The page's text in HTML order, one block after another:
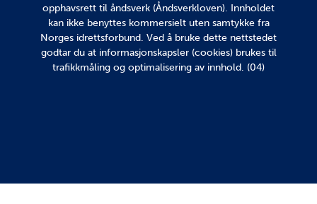
opphavsrett til åndsverk (Åndsverkloven). Innholdet
kan ikke benyttes kommersielt uten samtykke fra
Norges idrettsforbund. Ved å bruke dette nettstedet
godtar du at informasjonskapsler (cookies) brukes til
trafikkmåling og optimalisering av innhold. (04)